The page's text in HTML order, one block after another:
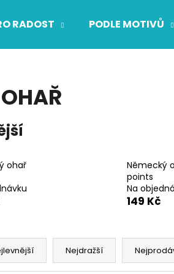
RADOST PODLE MOTIVŮ
ohař
Německý
points
Na
149 Kč
Nejdražší
najít?